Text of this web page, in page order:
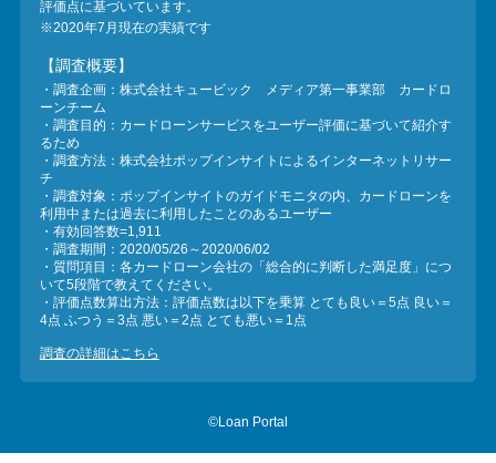
評価点に基づいています。
※2020年7月現在の実績です
【調査概要】
・調査企画：株式会社キュービック メディア第一事業部 カードロ
ーンチーム
・調査目的：カードローンサービスをユーザー評価に基づいて紹介す
るため
・調査方法：株式会社ポップインサイトによるインターネットリサー
チ
・調査対象：ポップインサイトのガイドモニタの内、カードローンを
利用中または過去に利用したことのあるユーザー
・有効回答数=1,911
・調査期間：2020/05/26～2020/06/02
・質問項目：各カードローン会社の「総合的に判断した満足度」につ
いて5段階で教えてください。
・評価点数算出方法：評価点数は以下を乗算 とても良い＝5点 良い＝
4点 ふつう＝3点 悪い＝2点 とても悪い＝1点
調査の詳細はこちら
©Loan Portal